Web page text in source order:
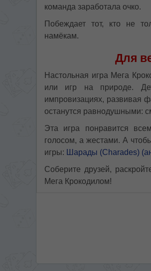
команда заработала очко.
Побеждает тот, кто не
намёкам.
Для
Настольная игра Мега
или игр на природе.
импровизациях, развивая
останутся равнодушными:
Эта игра понравится
голосом, а жестами. А
игры: Шарады (Charades)
Соберите друзей,
Мега Крокодилом!